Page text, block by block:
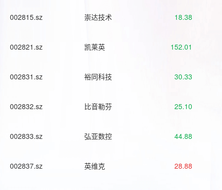
002815.sz 崇达技术 18.38
002821.sz 凯莱英 152.01
002831.sz 裕同科技 30.33
002832.sz 比音勒芬 25.10
002833.sz 弘亚数控 44.88
002837.sz 英维克 28.88